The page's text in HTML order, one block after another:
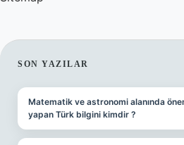
SIDEBAR
SON YAZILAR
Matematik ve astronomi alanında
yapan Türk bilgini kimdir ?